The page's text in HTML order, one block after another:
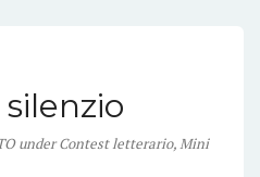
underContest letterario,Mini